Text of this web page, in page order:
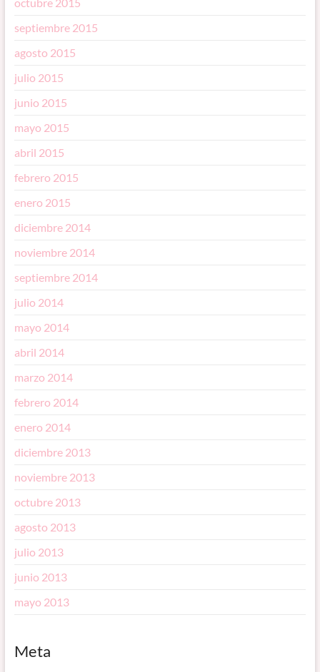
septiembre 2015
agosto 2015
julio 2015
junio 2015
mayo 2015
abril 2015
febrero 2015
enero 2015
diciembre 2014
noviembre 2014
septiembre 2014
julio 2014
mayo 2014
abril 2014
marzo 2014
febrero 2014
enero 2014
diciembre 2013
noviembre 2013
octubre 2013
agosto 2013
julio 2013
junio 2013
mayo 2013
Meta